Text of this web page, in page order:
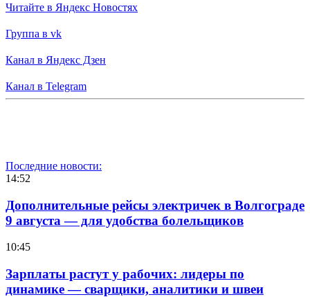
Читайте в Яндекс Новостях
Группа в vk
Канал в Яндекс Дзен
Канал в Telegram
Последние новости:
14:52
Дополнительные рейсы электричек в Волгограде
9 августа — для удобства болельщиков
10:45
Зарплаты растут у рабочих: лидеры по
динамике — сварщики, аналитики и швеи